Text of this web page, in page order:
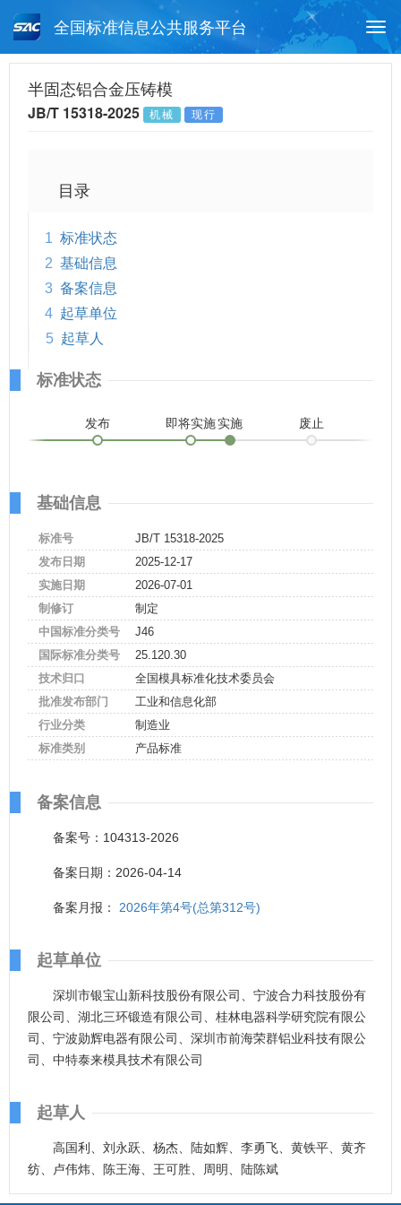
全国标准信息公共服务平台
月报查询 标准公告查询
半固态铝合金压铸模
JB/T 15318-2025 机械 现行
目录
1 标准状态
2 基础信息
3 备案信息
4 起草单位
5 起草人
标准状态
发布 即将实施实施 废止
基础信息
标准号
JB/T 15318-2025
发布日期
2025-12-17
实施日期
2026-07-01
制修订
制定
中国标准分类号
J46
国际标准分类号
25.120.30
技术归口
全国模具标准化技术委员会
批准发布部门
工业和信息化部
行业分类
制造业
标准类别
产品标准
备案信息
备案号：104313-2026
备案日期：2026-04-14
备案月报： 2026年第4号(总第312号)
起草单位
深圳市银宝山新科技股份有限公司、宁波合力科技股份有
限公司、湖北三环锻造有限公司、桂林电器科学研究院有限公
司、宁波勋辉电器有限公司、深圳市前海荣群铝业科技有限公
司、中特泰来模具技术有限公司
起草人
高国利、刘永跃、杨杰、陆如辉、李勇飞、黄铁平、黄齐
纺、卢伟炜、陈王海、王可胜、周明、陆陈斌